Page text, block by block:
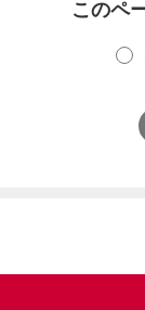
このペ